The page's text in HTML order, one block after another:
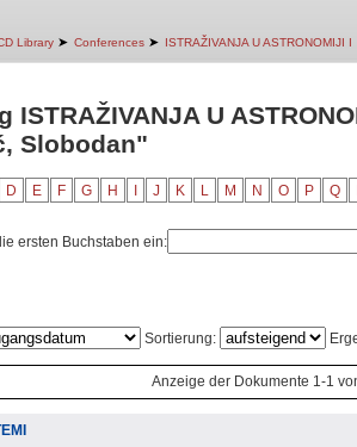
Library ➤ Conferences ➤ ISTRAŽIVANJA U ASTRONOMIJI I
ISTRAŽIVANJA U
Slobodan"
D E F G H J K L M N O P Q
ersten Buchstaben ein:
Sortierung:
Anzeige der Dokumente 1-1